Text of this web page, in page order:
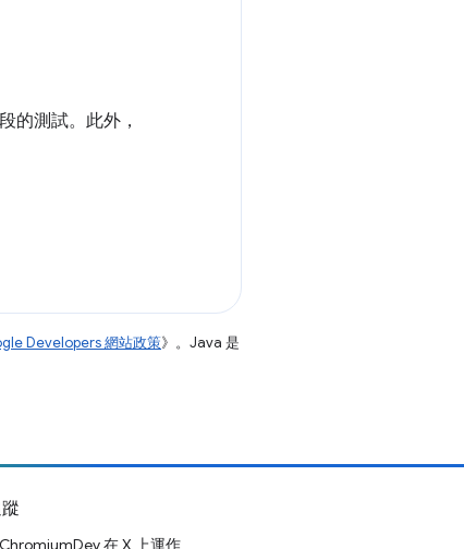
的測試。此外，
Developers 網站政策》。Java 是
在 X 上運作